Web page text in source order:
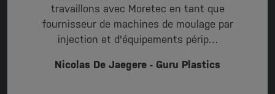
travaillons avec Moretec en tant que
fournisseur de machines de moulage par
injection et d'équipements périp…
Nicolas De Jaegere - Guru Plastics